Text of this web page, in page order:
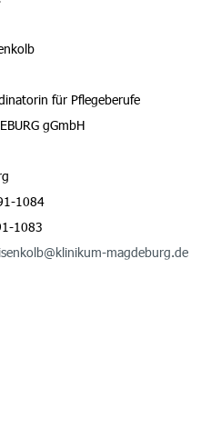
für Pflegeberufe
gGmbH
1084
1083
magdeburg.de